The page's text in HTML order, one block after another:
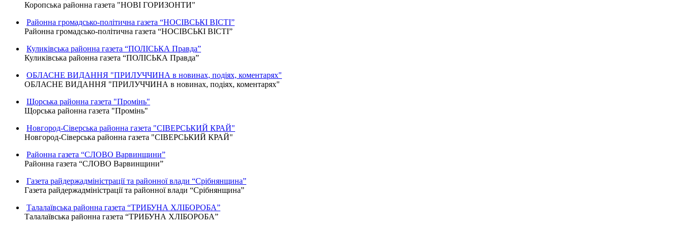
Коропська районна газета "НОВІ ГОРИЗОНТИ"
Районна громадсько-політична газета “НОСІВСЬКІ ВІСТІ”
Районна громадсько-політична газета “НОСІВСЬКІ ВІСТІ”
Куликівська районна газета “ПОЛІСЬКА Правда”
Куликівська районна газета “ПОЛІСЬКА Правда”
ОБЛАСНЕ ВИДАННЯ "ПРИЛУЧЧИНА в новинах, подіях, коментарях"
ОБЛАСНЕ ВИДАННЯ "ПРИЛУЧЧИНА в новинах, подіях, коментарях"
Щорська районна газета "Промінь"
Щорська районна газета "Промінь"
Новгород-Сіверська районна газета "СІВЕРСЬКИЙ КРАЙ"
Новгород-Сіверська районна газета "СІВЕРСЬКИЙ КРАЙ"
Районна газета “СЛОВО Варвинщини”
Районна газета “СЛОВО Варвинщини”
Газета райдержадміністрації та районної влади “Срібнянщина”
Газета райдержадміністрації та районної влади “Срібнянщина”
Талалаївська районна газета “ТРИБУНА ХЛІБОРОБА”
Талалаївська районна газета “ТРИБУНА ХЛІБОРОБА”